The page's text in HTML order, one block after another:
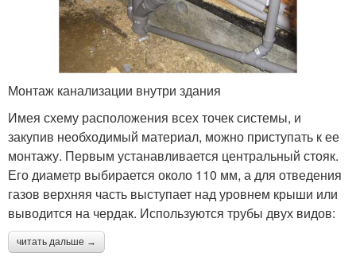
Монтаж канализации внутри здания
Имея схему расположения всех точек системы, и
закупив необходимый материал, можно приступать к ее
монтажу. Первым устанавливается центральный стояк.
Его диаметр выбирается около 110 мм, а для отведения
газов верхняя часть выступает над уровнем крыши или
выводится на чердак. Используются трубы двух видов:
читать дальше →